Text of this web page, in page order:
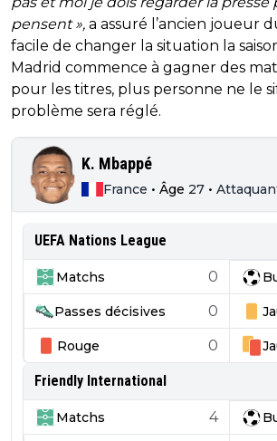
pensent », a assuré l’ancien joueur
facile de changer la situation la
Madrid commence à gagner des
pour les titres, plus personne ne le
problème sera réglé.
K. Mbappé
France • Âge 27 •
UEFA Nations League
Matchs 0
Passes décisives 0
Rouge 0
Friendly International
Matchs 4